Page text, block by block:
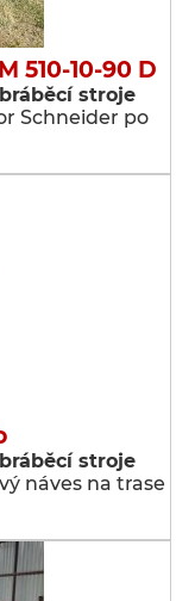
510-10-90 D
stroje
Schneider po
stroje
náves na trase